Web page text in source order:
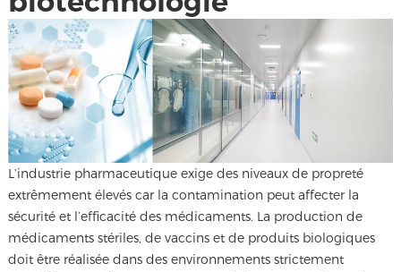
L’industrie pharmaceutique exige des niveaux de propreté
extrêmement élevés car la contamination peut affecter la
sécurité et l’efficacité des médicaments. La production de
médicaments stériles, de vaccins et de produits biologiques
doit être réalisée dans des environnements strictement